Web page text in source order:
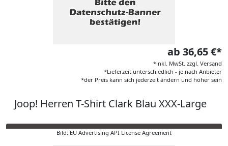
ab 36,65 €*
*inkl. MwSt. zzgl. Versand
*Lieferzeit unterschiedlich - je nach Anbieter
*der Preis kann sich jederzeit ändern und höher sein
Joop! Herren T-Shirt Clark Blau XXX-Large
Bild: EU Advertising API License Agreement